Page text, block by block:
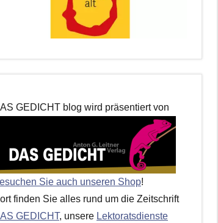
GEDICHT blog wird präsentiert von
Sie auch unseren Shop!
finden Sie alles rund um die Zeitschrift
GEDICHT, unsere Lektoratsdienste